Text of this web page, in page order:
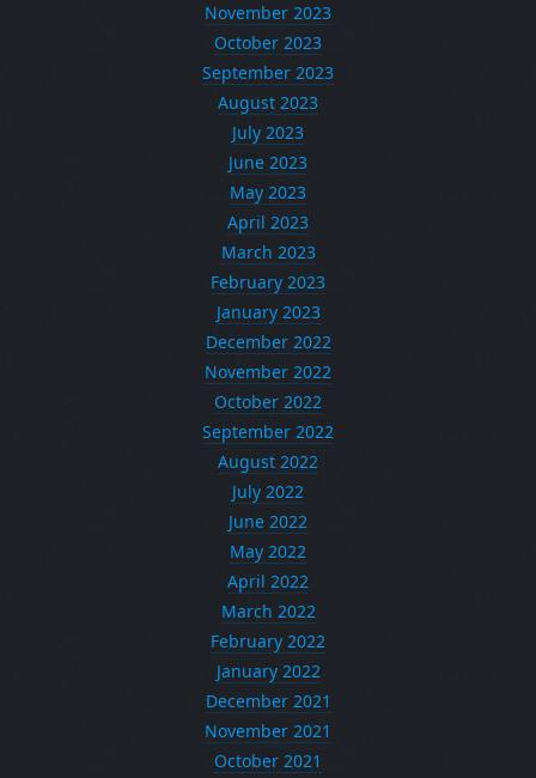
November 2023
October 2023
September 2023
August 2023
July 2023
June 2023
May 2023
April 2023
March 2023
February 2023
January 2023
December 2022
November 2022
October 2022
September 2022
August 2022
July 2022
June 2022
May 2022
April 2022
March 2022
February 2022
January 2022
December 2021
November 2021
October 2021